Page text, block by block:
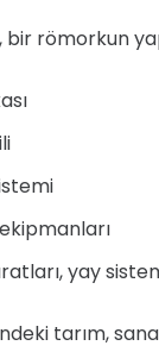
römorkun
yay
tarım,